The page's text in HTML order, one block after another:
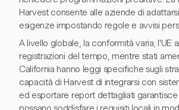
Harvest consente alle aziende di
esigenze impostando regole e avvisi
A livello globale, la conformità varia; l'UE
registrazioni del tempo, mentre stati
California hanno leggi specifiche sugli
capacità di Harvest di integrarsi con
ed esportare report dettagliati